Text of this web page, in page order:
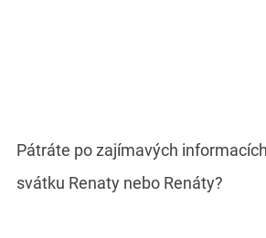
Pátráte po zajímavých
svátku Renaty nebo Renáty?